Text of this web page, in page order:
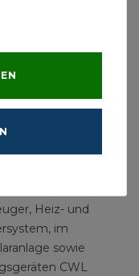
Navigieren,
Drücken und
mit
werden
Heiz- und
im
sowie
CWL